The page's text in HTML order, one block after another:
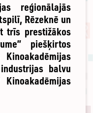
reģionālajās
Rēzeknē un
trīs prestižākos
piešķirtos
balvu